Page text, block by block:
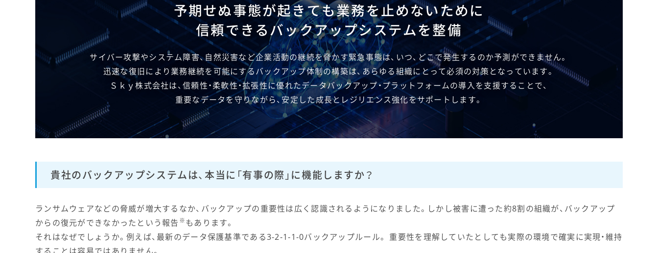
予期せぬ事態が​起きても​業務を​止めないために
信頼できる​バックアップシステムを​整備
サイバー攻撃や​システム障害、​自然災害など​企業活動の​継続を​脅かす緊急事態は、​いつ、​どこで​発生するのか​予測が​できません。
迅速な​復旧に​より​業務継続を​可能に​する​バックアップ体制の​構築は、​あらゆる​組織に​とって​必須の​対策と​なっています。
Ｓｋｙ株式会社は、​信頼性・​柔軟性・​拡張性に​優れた​データバックアップ・プラットフォームの​導入を​支援する​ことで、
重要な​データを​守りながら、​安定した​成長と​レジリエンス強化を​サポートします。​
貴社のバックアップシステムは、本当に「有事の際」に機能しますか？
ランサムウェアなどの脅威が増大するなか、バックアップの重要性は広く認識されるようになりました。しかし被害に遭った約8割の組織が、バックアップ
からの復元ができなかったという報告 ※ もあります。
それはなぜでしょうか。例えば、最新のデータ保護基準である3-2-1-1-0バックアップルール。 重要性を理解していたとしても実際の環境で確実に実現・維持
することは容易ではありません。